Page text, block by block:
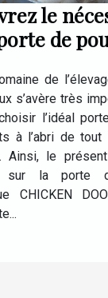
le
de
de
s’avère très
l’idéal
à l’abri de tout
Ainsi, le
sur la porte
CHICKEN